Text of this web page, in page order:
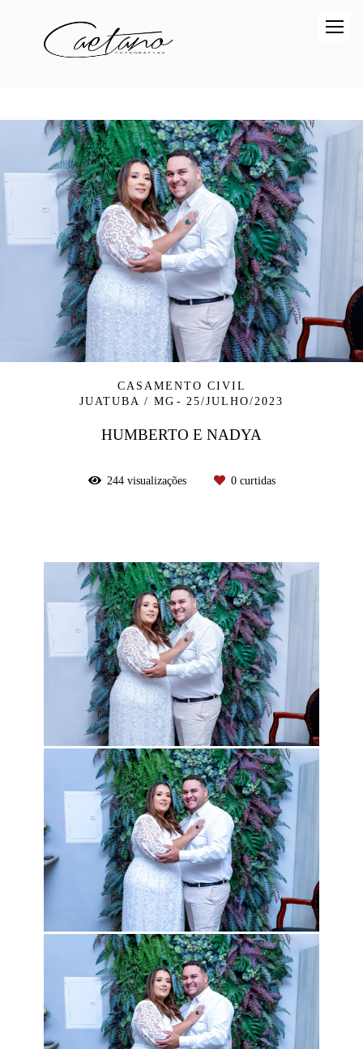
CASAMENTO CIVIL
JUATUBA / MG
25/JULHO/2023
HUMBERTO E NADYA
244visualizações 0curtidas